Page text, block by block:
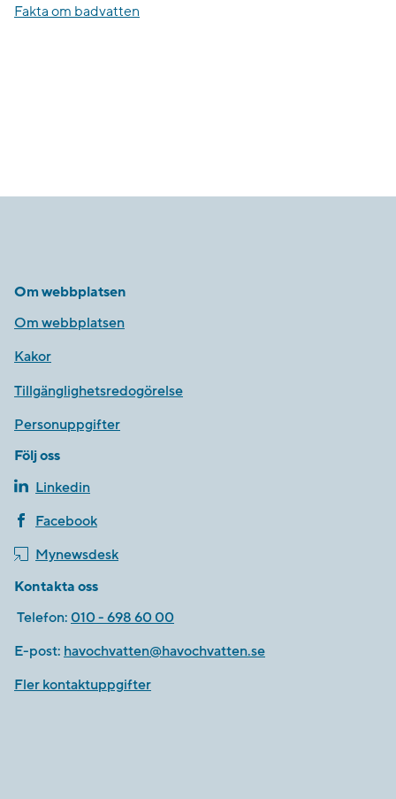
Fakta om badvatten
Om webbplatsen
Om webbplatsen
Kakor
Tillgänglighetsredogörelse
Personuppgifter
Följ oss
Linkedin
Facebook
Mynewsdesk
Kontakta oss
Telefon: 010 - 698 60 00
E-post: havochvatten@havochvatten.se
Fler kontaktuppgifter